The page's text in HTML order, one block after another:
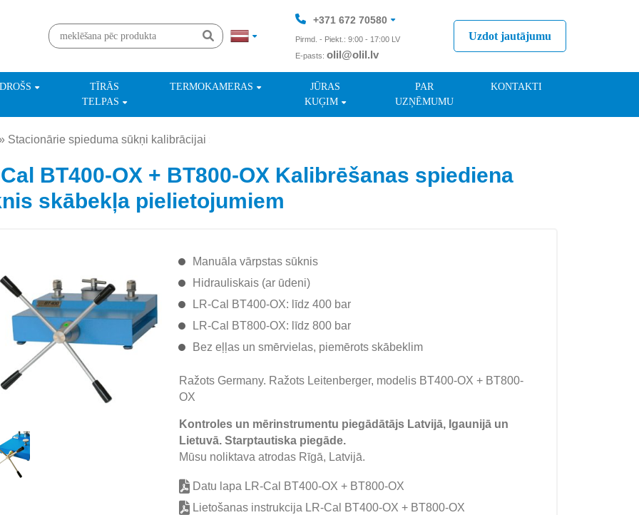
+371 672 70580
Pirmd. - Piekt.: 9:00 - 17:00 LV
E-pasts: olil@olil.lv
+371 287 11411
Uzdot jautājumu
TĪRĀS
TELPAS
TERMOKAMERAS
JŪRAS
KUĢIM
PAR
UZŅĒMUMU
KONTAKTI
Stacionārie spieduma sūkņi kalibrācijai
BT400-OX + BT800-OX Kalibrēšanas spiediena
skābekļa pielietojumiem
Manuāla vārpstas sūknis
Hidrauliskais (ar ūdeni)
LR-Cal BT400-OX: līdz 400 bar
LR-Cal BT800-OX: līdz 800 bar
Bez eļļas un smērvielas, piemērots skābeklim
Ražots Germany. Ražots Leitenberger, modelis BT400-OX + BT800-
OX
Kontroles un mērinstrumentu piegādātājs Latvijā, Igaunijā un
Lietuvā. Starptautiska piegāde.
Mūsu noliktava atrodas Rīgā, Latvijā.
Datu lapa LR-Cal BT400-OX + BT800-OX
Lietošanas instrukcija LR-Cal BT400-OX + BT800-OX